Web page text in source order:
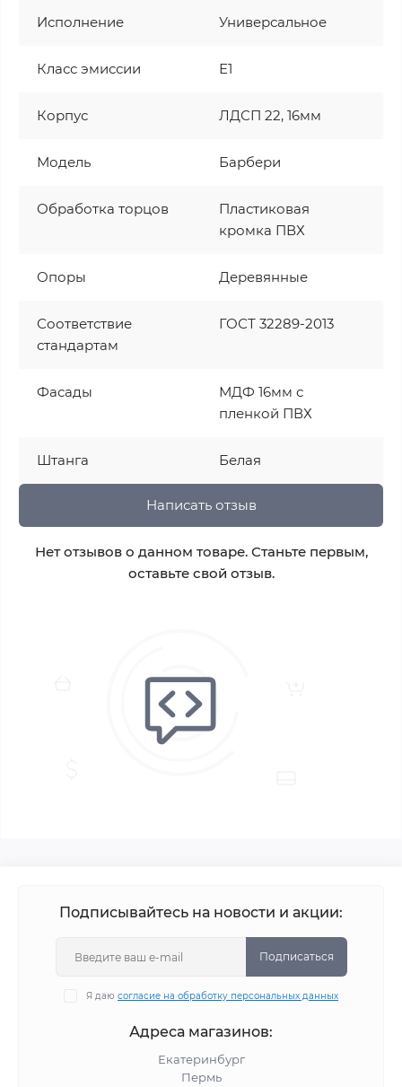
Исполнение Универсальное
Класс эмиссии Е1
Корпус ЛДСП 22, 16мм
Модель Барбери
Обработка торцов
Пластиковая
кромка ПВХ
Опоры Деревянные
Соответствие
стандартам
ГОСТ 32289-2013
Фасады
МДФ 16мм с
пленкой ПВХ
Штанга Белая
Написать отзыв
Нет отзывов о данном товаре. Станьте первым,
оставьте свой отзыв.
Подписывайтесь на новости и акции:
Подписаться
Я даю согласие на обработку персональных данных
Адреса магазинов:
Екатеринбург
Пермь